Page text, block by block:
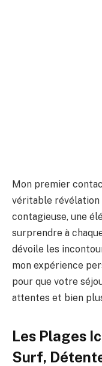
Mon premier
véritable révélation
contagieuse, une
surprendre à
dévoile les
mon expérience
pour que votre
attentes et bien
Les Plages
Surf,